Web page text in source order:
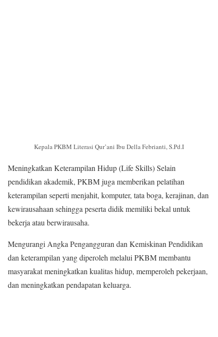
Kepala PKBM Literasi Qur’ani Ibu Della Febrianti, S.Pd.I
Meningkatkan Keterampilan Hidup (Life Skills) Selain
pendidikan akademik, PKBM juga memberikan pelatihan
keterampilan seperti menjahit, komputer, tata boga, kerajinan, dan
kewirausahaan sehingga peserta didik memiliki bekal untuk
bekerja atau berwirausaha.
Mengurangi Angka Pengangguran dan Kemiskinan Pendidikan
dan keterampilan yang diperoleh melalui PKBM membantu
masyarakat meningkatkan kualitas hidup, memperoleh pekerjaan,
dan meningkatkan pendapatan keluarga.